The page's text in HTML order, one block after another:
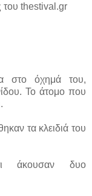
του thestival.gr
στο όχημά του,
Το άτομο που
τα κλειδιά του
άκουσαν δυο